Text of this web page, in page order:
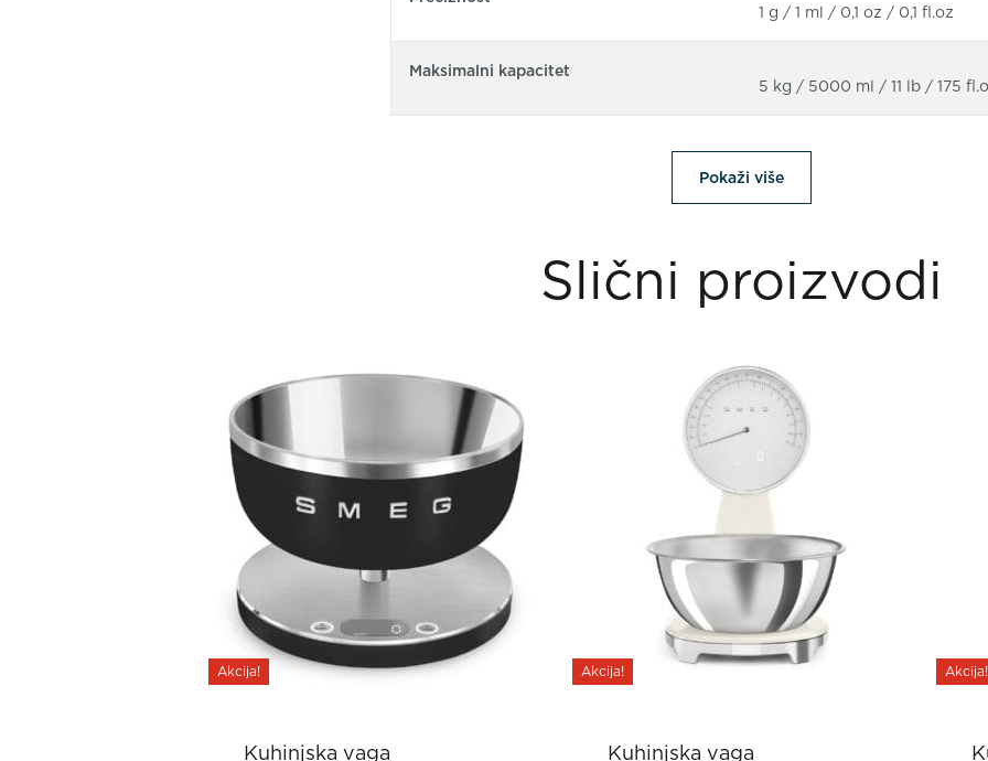
1 g / 1 ml / 0,1 oz / 0,1 fl.oz
Maksimalni kapacitet
5 kg / 5000 ml / 11 lb / 175
Pokaži više
Slični proizvodi
Akcija!
Kuhinjska vaga
Akcija!
Kuhinjska vaga
Akcija!